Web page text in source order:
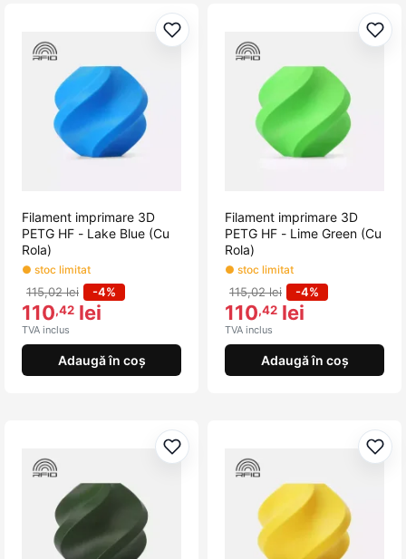
Adaugă la favorite
Filament imprimare 3D
PETG HF - Lake Blue (Cu
Rola)
● stoc limitat
115,02 lei -4%
110,42 lei
TVA inclus
Adaugă în coș
Filament imprimare 3D
PETG HF - Lime Green (Cu
Rola)
● stoc limitat
115,02 lei -4%
110,42 lei
TVA inclus
Adaugă în coș
Adaugă la favorite